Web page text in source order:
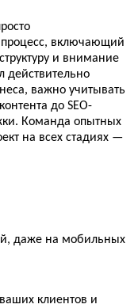
включающий
и внимание
действительно
важно учитывать
до SEO-
Команда опытных
на всех стадиях —
даже на мобильных
клиентов и